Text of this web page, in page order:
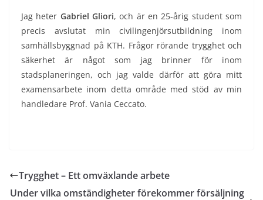
Jag heter Gabriel Gliori, och är en 25-årig student som
precis avslutat min civilingenjörsutbildning inom
samhällsbyggnad på KTH. Frågor rörande trygghet och
säkerhet är något som jag brinner för inom
stadsplaneringen, och jag valde därför att göra mitt
examensarbete inom detta område med stöd av min
handledare Prof. Vania Ceccato.
Trygghet – Ett omväxlande arbete
Under vilka omständigheter förekommer försäljning